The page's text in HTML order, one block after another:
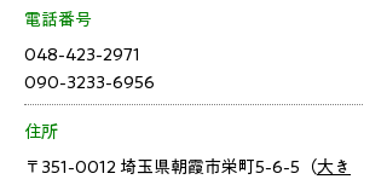
電話番号
048-423-2971
090-3233-6956
住所
〒351-0012 埼玉県朝霞市栄町5-6-5（大き